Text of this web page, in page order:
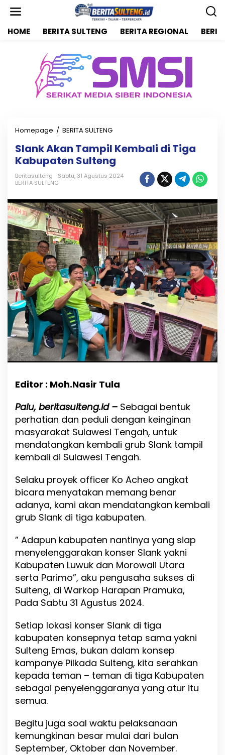
HOME BERITA SULTENG BERITA REGIONAL
Homepage / BERITA SULTENG
a
n
k
A
a
n
T
a
m
p
i
l
K
e
m
b
a
l
d
i
T
a
a
b
p
a
t
S
u
l
e
g
Slank Akan Tampil Kembali di Tiga
Kabupaten Sulteng
Beritasulteng
Sabtu, 31 Agustus 2024
BERITA SULTENG
Editor : Moh.Nasir Tula
Palu, beritasulteng.id – Sebagai bentuk
perhatian dan peduli dengan keinginan
masyarakat Sulawesi Tengah, untuk
mendatangkan kembali grub Slank tampil
kembali di Sulawesi Tengah.
Selaku proyek officer Ko Acheo angkat
bicara menyatakan memang benar
adanya, kami akan mendatangkan kembali
grub Slank di tiga kabupaten.
” Adapun kabupaten nantinya yang siap
menyelenggarakan konser Slank yakni
Kabupaten Luwuk dan Morowali Utara
serta Parimo”, aku pengusaha sukses di
Sulteng, di Warkop Harapan Pramuka,
Pada Sabtu 31 Agustus 2024.
Setiap lokasi konser Slank di tiga
kabupaten konsepnya tetap sama yakni
Sulteng Emas, bukan dalam konsep
kampanye Pilkada Sulteng, kita serahkan
kepada teman – teman di tiga Kabupaten
sebagai penyelenggaranya yang atur itu
semua.
Begitu juga soal waktu pelaksanaan
kemungkinan besar mulai dari bulan
September, Oktober dan November.